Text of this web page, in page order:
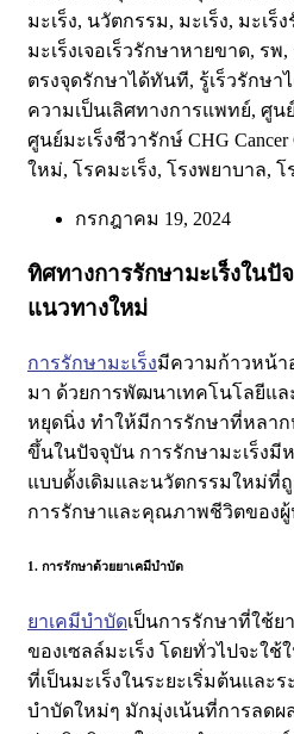
กรกฎาคม 19, 2024
ทิศทางการรักษามะเร็งใน
แนวทางใหม่
การรักษามะเร็งมีความก้าวหน้า
มา ด้วยการพัฒนาเทคโนโลยีแ
หยุดนิ่ง ทำให้มีการรักษาที่หลา
ขึ้นในปัจจุบัน การรักษามะเร็งมี
แบบดั้งเดิมและนวัตกรรมใหม่ที่
การรักษาและคุณภาพชีวิตของผู้
1. การรักษาด้วยยาเคมีบำบัด
ยาเคมีบำบัดเป็นการรักษาที่ใช้ย
ของเซลล์มะเร็ง โดยทั่วไปจะใ
ที่เป็นมะเร็งในระยะเริ่มต้นและ
บำบัดใหม่ๆ มักมุ่งเน้นที่การลดผ